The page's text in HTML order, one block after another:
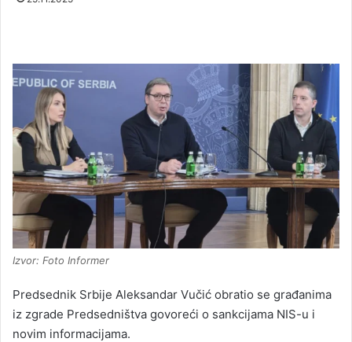
Izvor: Foto Informer
Predsednik Srbije Aleksandar Vučić obratio se građanima
iz zgrade Predsedništva govoreći o sankcijama NIS-u i
novim informacijama.